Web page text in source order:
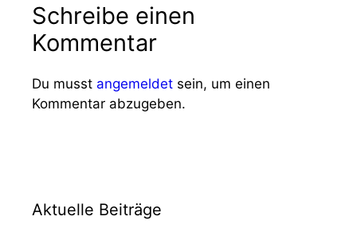
Schreibe einen
Kommentar
Du musst angemeldet sein, um einen
Kommentar abzugeben.
Aktuelle Beiträge